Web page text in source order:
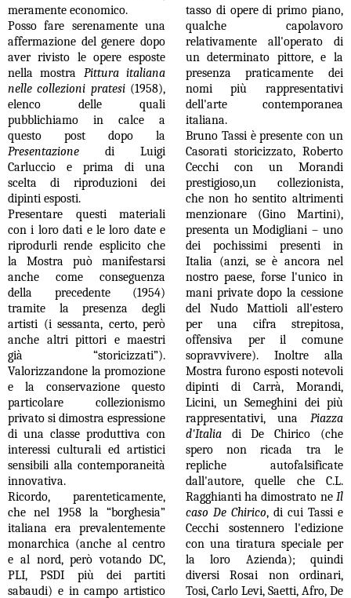
meramente economico.
Posso fare serenamente una
affermazione del genere dopo
aver rivisto le opere esposte
nella mostra Pittura italiana
nelle collezioni pratesi(1958),
elenco delle quali
pubblichiamo in calce a
questo post dopo la
Presentazione di Luigi
Carluccio e prima di una
scelta di riproduzioni dei
dipinti esposti.
Presentare questi materiali
con i loro dati e le loro date e
riprodurli rende esplicito che
la Mostra può manifestarsi
anche come conseguenza
della precedente (1954)
tramite la presenza degli
artisti (i sessanta, certo, però
anche altri pittori e maestri
già “storicizzati”).
Valorizzandone la promozione
e la conservazione questo
particolare collezionismo
privato si dimostra espressione
di una classe produttiva con
interessi culturali ed artistici
sensibili alla contemporaneità
innovativa.
Ricordo, parenteticamente,
che nel 1958 la “borghesia”
italiana era prevalentemente
monarchica (anche al centro
e al nord, però votando DC,
PLI, PSDI più dei partiti
sabaudi) e in campo artistico
tasso di opere di primo piano,
qualche capolavoro
relativamente all'operato di
un determinato pittore, e la
presenza praticamente dei
nomi più rappresentativi
dell'arte contemporanea
italiana.
Bruno Tassi è presente con un
Casorati storicizzato, Roberto
Cecchi con un Morandi
prestigioso,un collezionista,
che non ho sentito altrimenti
menzionare (Gino Martini),
presenta un Modigliani – uno
dei pochissimi presenti in
Italia (anzi, se è ancora nel
nostro paese, forse l'unico in
mani private dopo la cessione
del Nudo Mattioli all'estero
per una cifra strepitosa,
offensiva per il comune
sopravvivere). Inoltre alla
Mostra furono esposti notevoli
dipinti di Carrà, Morandi,
Licini, un Semeghini dei più
rappresentativi, una Piazza
d'Italiadi De Chirico (che
spero non ricada tra le
repliche autofalsificate
dall'autore, quelle che C.L.
Ragghianti ha dimostrato ne Il
caso De Chirico, di cui Tassi e
Cecchi sostennero l'edizione
con una tiratura speciale per
la loro Azienda); quindi
diversi Rosai non ordinari,
Tosi, Carlo Levi, Saetti, Afro, De